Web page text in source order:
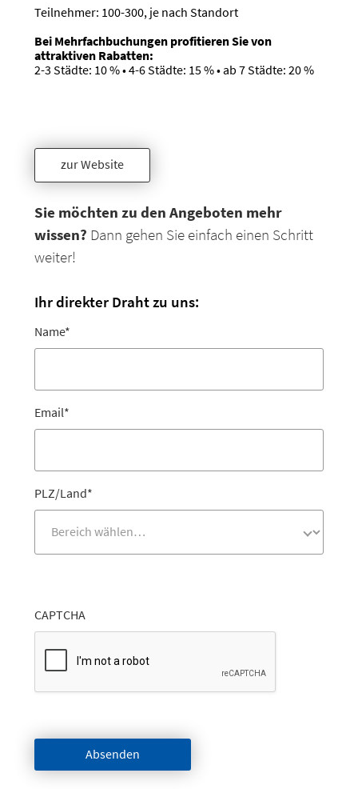
Teilnehmer: 100-300, je nach Standort
Bei Mehrfachbuchungen profitieren Sie von
attraktiven Rabatten:
2-3 Städte: 10 % • 4-6 Städte: 15 % • ab 7 Städte: 20 %
zur Website
Sie möchten zu den Angeboten mehr
wissen? Dann gehen Sie einfach einen Schritt
weiter!
Ihr direkter Draht zu uns:
Name*
Email*
PLZ/Land*
CAPTCHA
Absenden